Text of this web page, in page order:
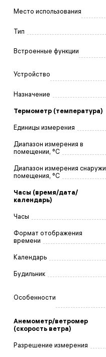
Место использования
Тип
Встроенные функции
Устройство
Назначение
Термометр (температура)
Единицы измерения
Диапазон измерения в
помещении, °C
Диапазон измерения снаружи
помещения, °C
Часы (время/дата/
календарь)
Часы
Формат отображения
времени
Календарь
Будильник
Особенности
Анемометр/ветромер
(скорость ветра)
Разрешение измерения